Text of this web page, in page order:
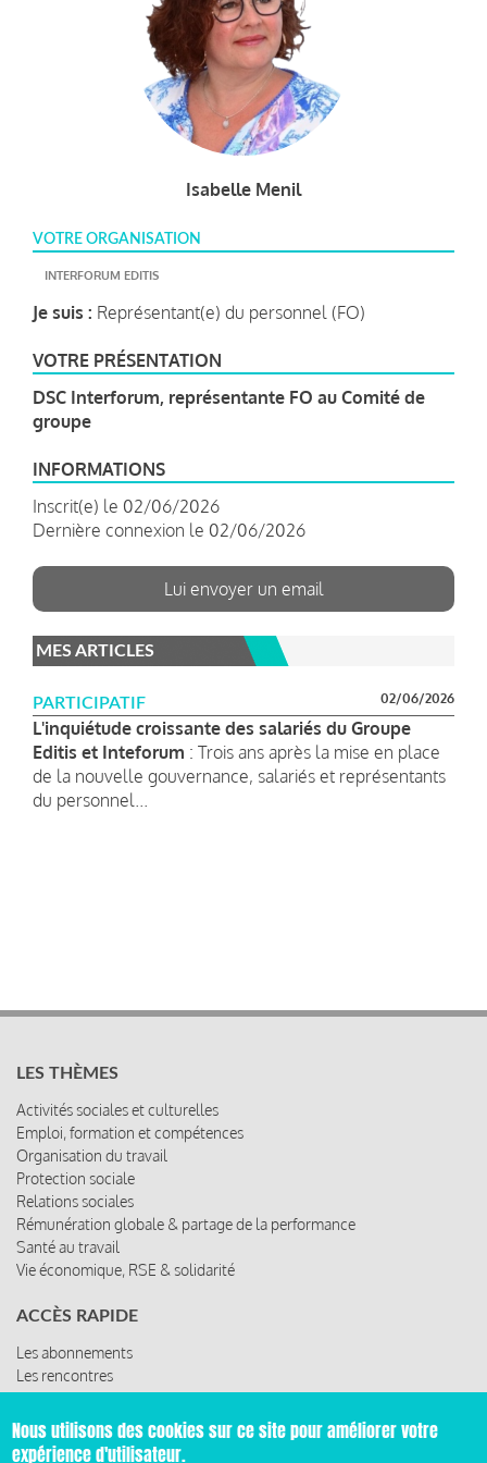
Isabelle Menil
VOTRE ORGANISATION
INTERFORUM EDITIS
Je suis : Représentant(e) du personnel (FO)
VOTRE PRÉSENTATION
DSC Interforum, représentante FO au Comité de
groupe
INFORMATIONS
Inscrit(e) le 02/06/2026
Dernière connexion le 02/06/2026
Lui envoyer un email
MES ARTICLES
PARTICIPATIF 02/06/2026
L'inquiétude croissante des salariés du Groupe
Editis et Inteforum : Trois ans après la mise en place
de la nouvelle gouvernance, salariés et représentants
du personnel...
LES THÈMES
Activités sociales et culturelles
Emploi, formation et compétences
Organisation du travail
Protection sociale
Relations sociales
Rémunération globale & partage de la performance
Santé au travail
Vie économique, RSE & solidarité
ACCÈS RAPIDE
Les abonnements
Les rencontres
Les ressources
Nous utilisons des cookies sur ce site pour améliorer votre
expérience d'utilisateur.